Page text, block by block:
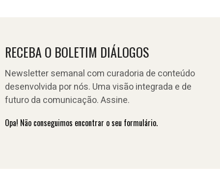
RECEBA O BOLETIM DIÁLOGOS
Newsletter semanal com curadoria de conteúdo
desenvolvida por nós. Uma visão integrada e de
futuro da comunicação. Assine.
Opa! Não conseguimos encontrar o seu formulário.